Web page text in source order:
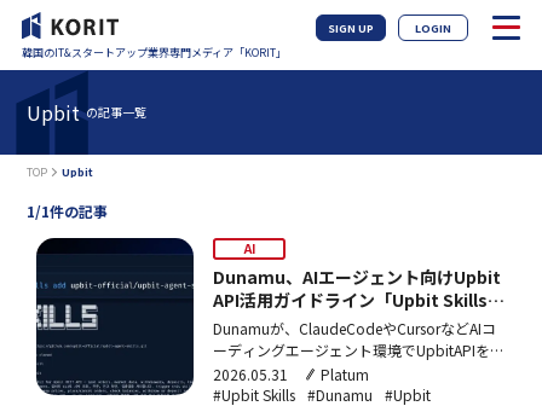
韓国のIT&スタートアップ業界専門メディア「KORIT」
SIGN UP LOGIN
Upbit の記事一覧
TOP Upbit
1/1件の記事
AI
Dunamu、AIエージェント向けUpbit
API活用ガイドライン「Upbit Skills」
をリリース
Dunamuが、ClaudeCodeやCursorなどAIコ
ーディングエージェント環境でUpbitAPIを自
然言語から操作できるガイドライン集
「UpbitSkills」をリリース。価格照会や注文
2026.05.31
Platum
#Upbit Skills #Dunamu #Upbit